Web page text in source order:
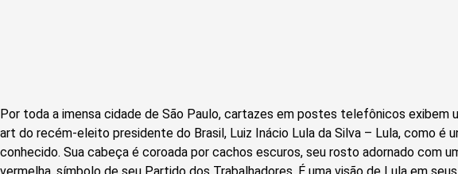
Por toda a imensa cidade de São Paulo, cartazes em postes telefônicos exibem
art do recém-eleito presidente do Brasil, Luiz Inácio Lula da Silva – Lula, como é
conhecido. Sua cabeça é coroada por cachos escuros, seu rosto adornado com
vermelha, símbolo de seu Partido dos Trabalhadores. É uma visão de Lula em